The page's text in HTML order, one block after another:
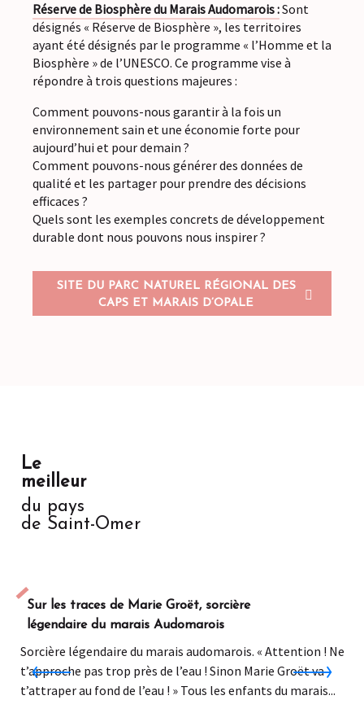
Réserve de Biosphère du Marais Audomarois :Sont
désignés « Réserve de Biosphère », les territoires
ayant été désignés par le programme « l’Homme et la
Biosphère » de l’UNESCO. Ce programme vise à
répondre à trois questions majeures :
Comment pouvons-nous garantir à la fois un
environnement sain et une économie forte pour
aujourd’hui et pour demain ?
Comment pouvons-nous générer des données de
qualité et les partager pour prendre des décisions
efficaces ?
Quels sont les exemples concrets de développement
durable dont nous pouvons nous inspirer ?
SITE DU PARC NATUREL RÉGIONAL DES
CAPS ET MARAIS D’OPALE
Le
meilleur
du pays
de Saint-Omer
Sur les traces de Marie Groët, sorcière
légendaire du marais Audomarois
Sorcière légendaire du marais audomarois. « Attention ! Ne
t’approche pas trop près de l’eau ! Sinon Marie Groët va
t’attraper au fond de l’eau ! » Tous les enfants du marais...